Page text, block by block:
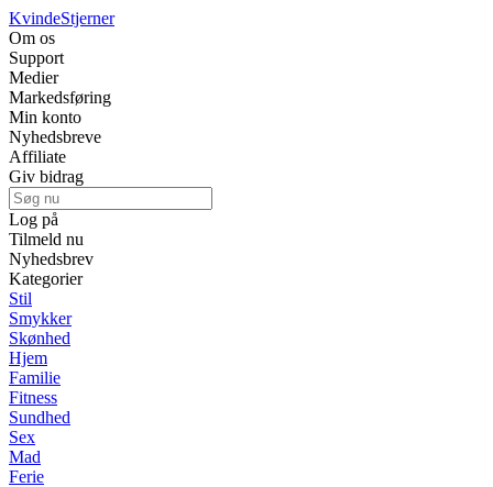
KvindeStjerner
Om os
Support
Medier
Markedsføring
Min konto
Nyhedsbreve
Affiliate
Giv bidrag
Log på
Tilmeld nu
Nyhedsbrev
Kategorier
Stil
Smykker
Skønhed
Hjem
Familie
Fitness
Sundhed
Sex
Mad
Ferie